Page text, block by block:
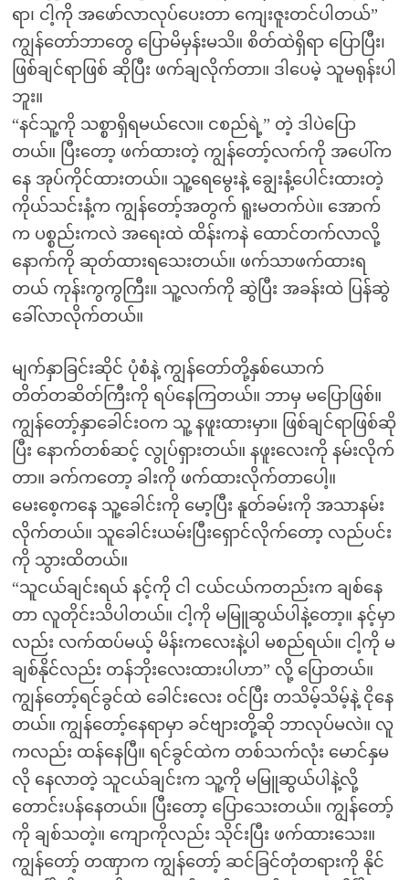
ရာ၊ ငါ့ကို အဖော်လာလုပ်ပေးတာ ကျေးဇူးတင်ပါတယ်”
ကျွန်တော်ဘာတွေ ပြောမိမှန်းမသိ။ စိတ်ထဲရှိရာ ပြောပြီး၊
ဖြစ်ချင်ရာဖြစ် ဆိုပြီး ဖက်ချလိုက်တာ။ ဒါပေမဲ့ သူမရုန်းပါ
ဘူး။
“နင်သူ့ကို သစ္စာရှိရမယ်လေ။ ငစည်ရဲ့” တဲ့ ဒါပဲပြော
တယ်။ ပြီးတော့ ဖက်ထားတဲ့ ကျွန်တော့်လက်ကို အပေါ်က
နေ အုပ်ကိုင်ထားတယ်။ သူ့ရေမွေးနဲ့ ချွေးနံ့ပေါင်းထားတဲ့
ကိုယ်သင်းနံ့က ကျွန်တော့်အတွက် ရူးမတက်ပဲ။ အောက်
က ပစ္စည်းကလဲ အရေးထဲ ထိန်းကနဲ ထောင်တက်လာလို့
နောက်ကို ဆုတ်ထားရသေးတယ်။ ဖက်သာဖက်ထားရ
တယ် ကုန်းကွကွကြီး။ သူ့လက်ကို ဆွဲပြီး အခန်းထဲ ပြန်ဆွဲ
ခေါ်လာလိုက်တယ်။
မျက်နှာခြင်းဆိုင် ပုံစံနဲ့ ကျွန်တော်တို့နှစ်ယောက်
တိတ်တဆိတ်ကြီးကို ရပ်နေကြတယ်။ ဘာမှ မပြောဖြစ်။
ကျွန်တော့်နှာခေါင်းဝက သူ့ နဖူးထားမှာ။ ဖြစ်ချင်ရာဖြစ်ဆို
ပြီး နောက်တစ်ဆင့် လွုပ်ရှားတယ်။ နဖူးလေးကို နမ်းလိုက်
တာ။ ခက်ကတော့ ခါးကို ဖက်ထားလိုက်တာပေါ့။
မေးစေ့ကနေ သူ့ခေါင်းကို မော့ပြီး နူတ်ခမ်းကို အသာနမ်း
လိုက်တယ်။ သူခေါင်းယမ်းပြီးရှောင်လိုက်တော့ လည်ပင်း
ကို သွားထိတယ်။
“သူငယ်ချင်းရယ် နင့်ကို ငါ ငယ်ငယ်ကတည်းက ချစ်နေ
တာ လူတိုင်းသိပါတယ်။ ငါ့ကို မမြူဆွယ်ပါနဲ့တော့။ နင့်မှာ
လည်း လက်ထပ်မယ့် မိန်းကလေးနဲ့ပါ မစည်ရယ်။ ငါ့ကို မ
ချစ်နိုင်လည်း တန်ဘိုးလေးထားပါဟာ” လို့ ပြောတယ်။
ကျွန်တော့်ရင်ခွင်ထဲ ခေါင်းလေး ဝင်ပြီး တသိမ့်သိမ့်နဲ့ ငိုနေ
တယ်။ ကျွန်တော့်နေရာမှာ ခင်ဗျားတို့ဆို ဘာလုပ်မလဲ။ လူ
ကလည်း ထန်နေပြီ။ ရင်ခွင်ထဲက တစ်သက်လုံး မောင်နှမ
လို နေလာတဲ့ သူငယ်ချင်းက သူ့ကို မမြူဆွယ်ပါနဲ့လို့
တောင်းပန်နေတယ်။ ပြီးတော့ ပြောသေးတယ်။ ကျွန်တော့်
ကို ချစ်သတဲ့။ ကျောကိုလည်း သိုင်းပြီး ဖက်ထားသေး။
ကျွန်တော့် တဏှာက ကျွန်တော့် ဆင်ခြင်တုံတရားကို နိုင်